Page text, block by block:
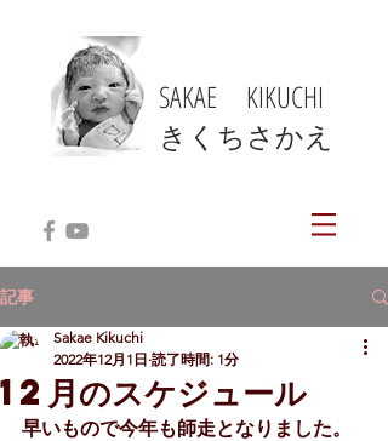
SAKAE KIKUCHI
​きくちさかえ
記事
12月のスケジュール
Sakae Kikuchi
2022年12月1日 読了時間: 1分
早いもので今年も師走となりました。